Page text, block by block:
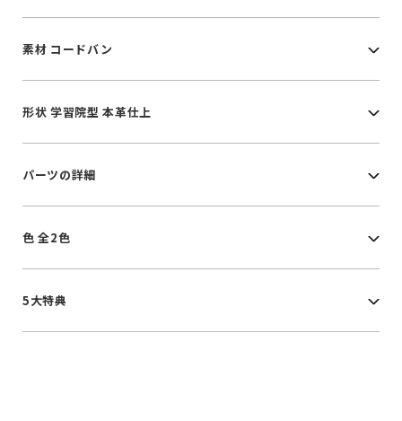
素材 コードバン
形状 学習院型 本革仕上
パーツの詳細
色 全2色
5大特典